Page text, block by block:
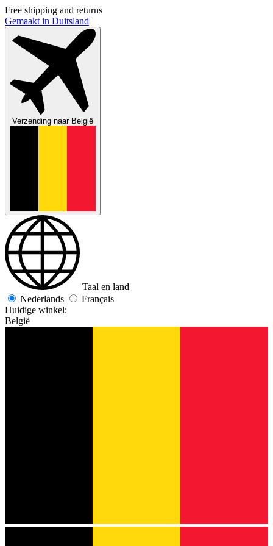
Free shipping and returns
Gemaakt in Duitsland
Verzending naarBelgië
Taal en land
Nederlands
Français
Huidige winkel:
België